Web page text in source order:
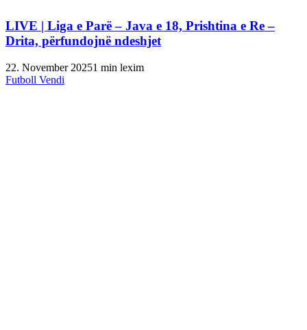
LIVE | Liga e Parë – Java e 18, Prishtina e Re –
Drita, përfundojnë ndeshjet
22. November 20251 min lexim
Futboll Vendi